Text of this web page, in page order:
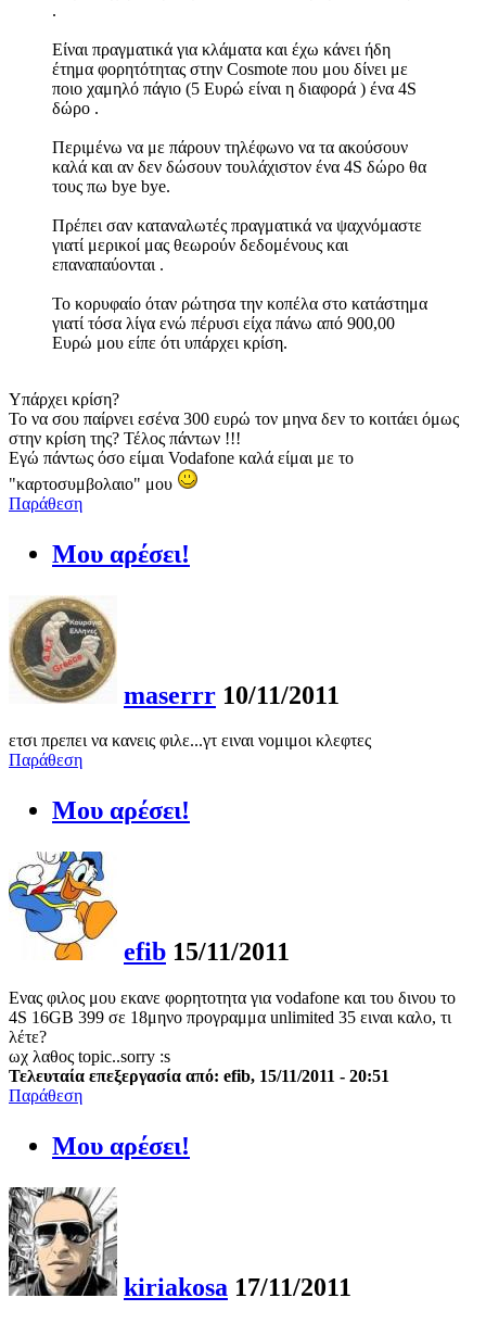
.
Είναι πραγματικά για κλάματα και έχω κάνει ήδη
έτημα φορητότητας στην Cosmote που μου δίνει με
ποιο χαμηλό πάγιο (5 Ευρώ είναι η διαφορά ) ένα 4S
δώρο .
Περιμένω να με πάρουν τηλέφωνο να τα ακούσουν
καλά και αν δεν δώσουν τουλάχιστον ένα 4S δώρο θα
τους πω bye bye.
Πρέπει σαν καταναλωτές πραγματικά να ψαχνόμαστε
γιατί μερικοί μας θεωρούν δεδομένους και
επαναπαύονται .
Το κορυφαίο όταν ρώτησα την κοπέλα στο κατάστημα
γιατί τόσα λίγα ενώ πέρυσι είχα πάνω από 900,00
Ευρώ μου είπε ότι υπάρχει κρίση.
Υπάρχει κρίση?
Το να σου παίρνει εσένα 300 ευρώ τον μηνα δεν το κοιτάει όμως
στην κρίση της? Τέλος πάντων !!!
Εγώ πάντως όσο είμαι Vodafone καλά είμαι με το
"καρτοσυμβολαιο" μου
Παράθεση
Μου αρέσει!
maserrr 10/11/2011
ετσι πρεπει να κανεις φιλε...γτ ειναι νομιμοι κλεφτες
Παράθεση
Μου αρέσει!
efib 15/11/2011
Ενας φιλος μου εκανε φορητοτητα για vodafone και του δινου το
4S 16GB 399 σε 18μηνο προγραμμα unlimited 35 ειναι καλο, τι
λέτε?
ωχ λαθος topic..sorry :s
Τελευταία επεξεργασία από: efib, 15/11/2011 - 20:51
Παράθεση
Μου αρέσει!
kiriakosa 17/11/2011